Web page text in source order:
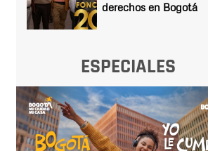
derechos en Bogotá
ESPECIALES